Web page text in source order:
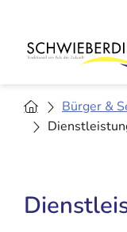
Bürger &